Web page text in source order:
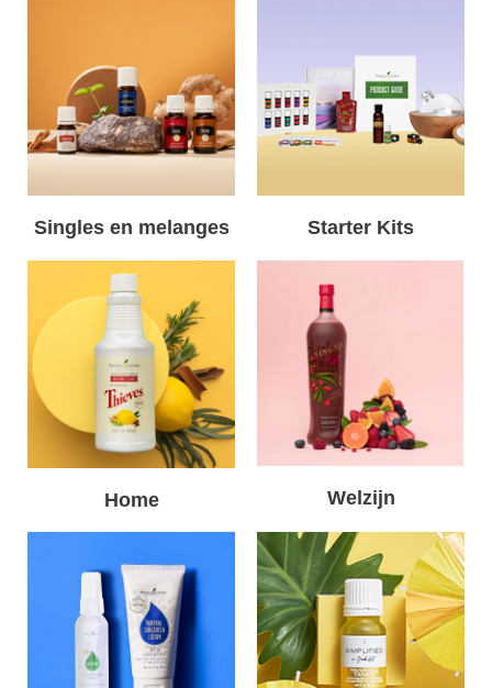
Singles en melanges Starter Kits
Home Welzijn